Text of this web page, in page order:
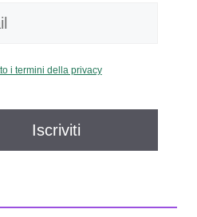
i termini della privacy